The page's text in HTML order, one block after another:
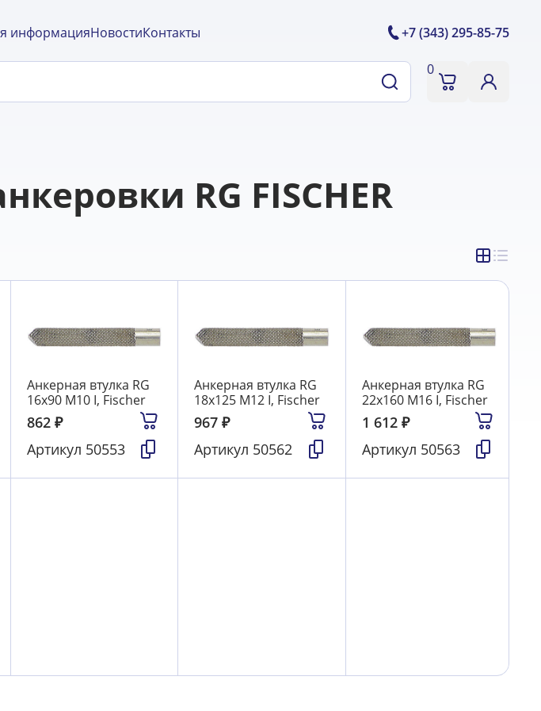
информацияНовостиКонтакты +7 (343) 295-85-75
0
RG FISCHER
Анкерная втулка RG
16х90 М10 I, Fischer
862 ₽
Артикул 50553
Анкерная втулка RG
18х125 М12 I, Fischer
967₽
Артикул 50562
Анкерная втулка RG
22х160 М16 I, Fischer
1 612 ₽
Артикул 50563